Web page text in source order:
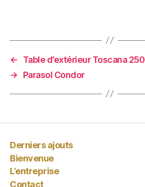
←
Table d’extérieur Toscana 250
→
Parasol Condor
Derniers ajouts
Bienvenue
L’entreprise
Contact